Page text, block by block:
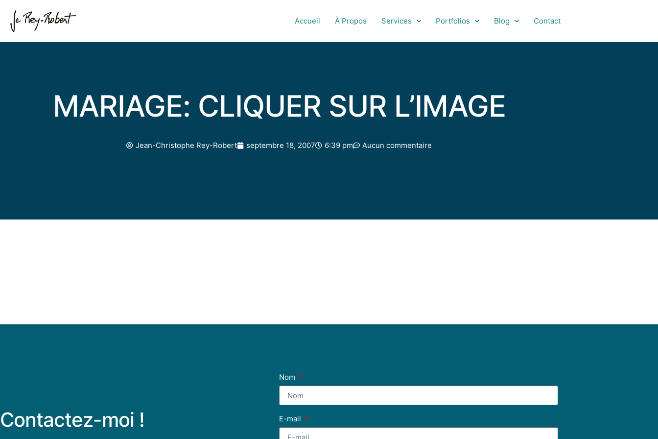
Accueil À Propos Services Portfolios Blog Contact
MARIAGE: CLIQUER SUR L’IMAGE
Jean-Christophe Rey-Robert septembre 18, 2007 6:39 pm Aucun commentaire
Contactez-moi !
Nom
E-mail